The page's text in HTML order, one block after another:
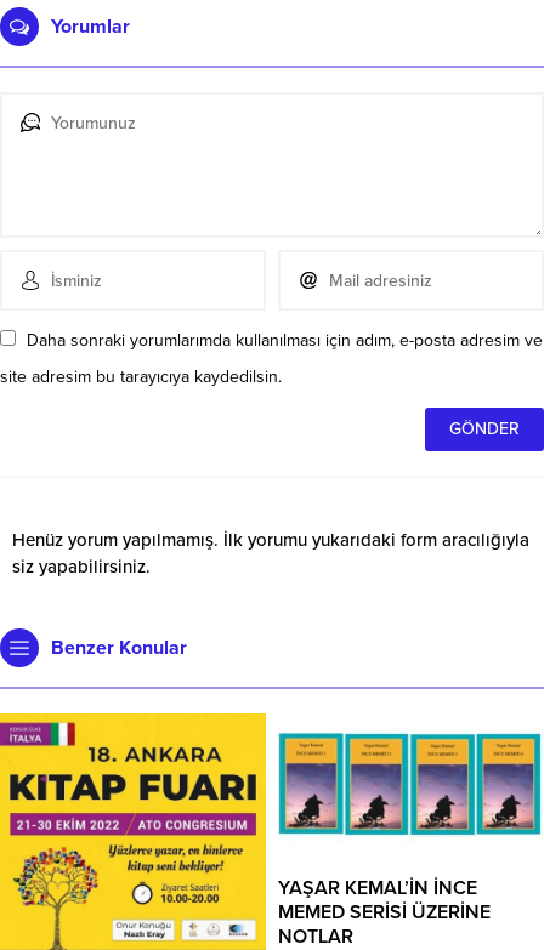
Yorumlar
Daha sonraki yorumlarımda kullanılması için adım, e-posta adresim ve
site adresim bu tarayıcıya kaydedilsin.
Henüz yorum yapılmamış. İlk yorumu yukarıdaki form aracılığıyla
siz yapabilirsiniz.
Benzer Konular
YAŞAR KEMAL’İN İNCE
MEMED SERİSİ ÜZERİNE
NOTLAR